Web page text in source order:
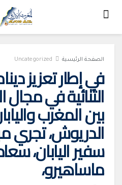
الصفحة الرئيسية Uncategorized
في إطار تعزيز
الثنائية في
بين المغرب
الدريوش، تجري
سفير اليابان،
ماساهيرو،